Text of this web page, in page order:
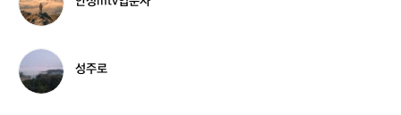
성
m
v
입
문
성
주
로
성주로